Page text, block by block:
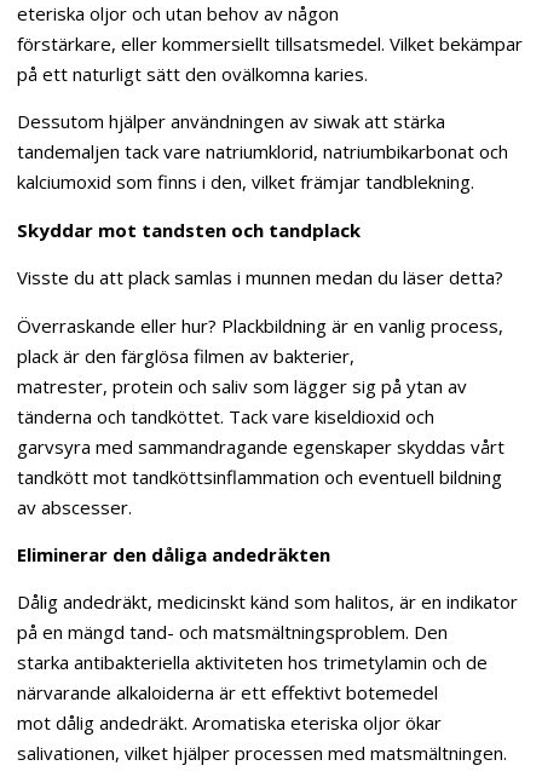
eteriska oljor och utan behov av någon
förstärkare, eller kommersiellt tillsatsmedel. Vilket bekämpar
på ett naturligt sätt den ovälkomna karies.
Dessutom hjälper användningen av siwak att stärka
tandemaljen tack vare natriumklorid, natriumbikarbonat och
kalciumoxid som finns i den, vilket främjar tandblekning.
Skyddar mot tandsten och tandplack
Visste du att plack samlas i munnen medan du läser detta?
Överraskande eller hur? Plackbildning är en vanlig process,
plack är den färglösa filmen av bakterier,
matrester, protein och saliv som lägger sig på ytan av
tänderna och tandköttet. Tack vare kiseldioxid och
garvsyra med sammandragande egenskaper skyddas vårt
tandkött mot tandköttsinflammation och eventuell bildning
av abscesser.
Eliminerar den dåliga andedräkten
Dålig andedräkt, medicinskt känd som halitos, är en indikator
på en mängd tand- och matsmältningsproblem. Den
starka antibakteriella aktiviteten hos trimetylamin och de
närvarande alkaloiderna är ett effektivt botemedel
mot dålig andedräkt. Aromatiska eteriska oljor ökar
salivationen, vilket hjälper processen med matsmältningen.